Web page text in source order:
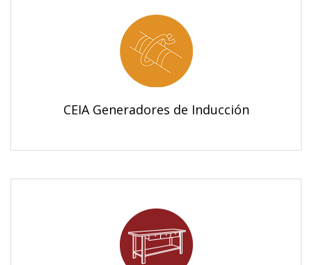
CEIA Generadores de Inducción